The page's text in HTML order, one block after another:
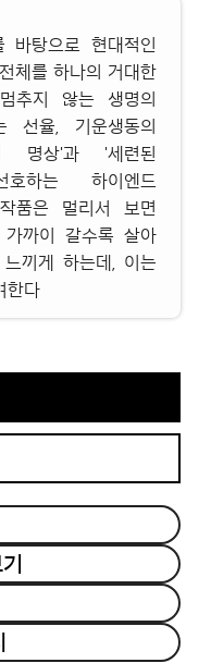
바탕으로 현대적인
체를 하나의 거대한
추지 않는 생명의
선율, 기운생동의
명상'과 '세련된
하는 하이엔드
품은 멀리서 보면
가까이 갈수록 살아
끼게 하는데, 이는
한다